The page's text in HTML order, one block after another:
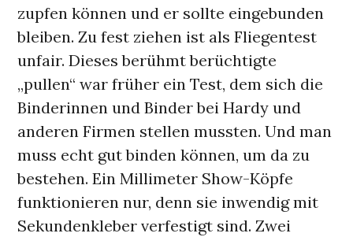
zupfen können und er sollte eingebunden
bleiben. Zu fest ziehen ist als Fliegentest
unfair. Dieses berühmt berüchtigte
„pullen“ war früher ein Test, dem sich die
Binderinnen und Binder bei Hardy und
anderen Firmen stellen mussten. Und man
muss echt gut binden können, um da zu
bestehen. Ein Millimeter Show-Köpfe
funktionieren nur, denn sie inwendig mit
Sekundenkleber verfestigt sind. Zwei